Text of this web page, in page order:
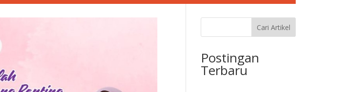
Cari Artikel
Postingan
Terbaru